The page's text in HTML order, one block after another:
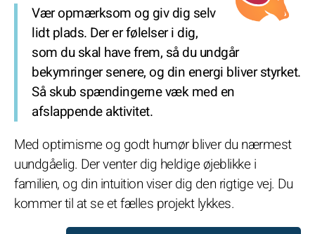
Vær opmærksom og giv dig selv
lidt plads. Der er følelser i dig,
som du skal have frem, så du undgår
bekymringer senere, og din energi bliver styrket.
Så skub spændingerne væk med en
afslappende aktivitet.
Med optimisme og godt humør bliver du nærmest
uundgåelig. Der venter dig heldige øjeblikke i
familien, og din intuition viser dig den rigtige vej. Du
kommer til at se et fælles projekt lykkes.